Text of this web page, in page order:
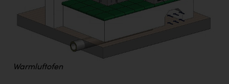
Warmluftofen